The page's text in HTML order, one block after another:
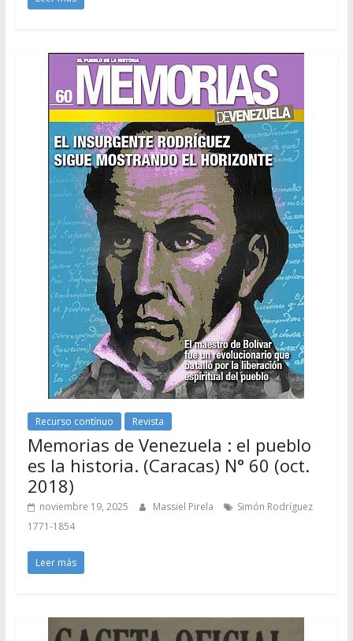
Recurso contínuo Revista
Memorias de Venezuela : el pueblo
es la historia. (Caracas) N° 60 (oct.
2018)
noviembre 19, 2025 Massiel Pirela
Simón Rodríguez
1771-1854
Leer más